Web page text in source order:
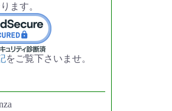
ます。
をご覧下さいませ。